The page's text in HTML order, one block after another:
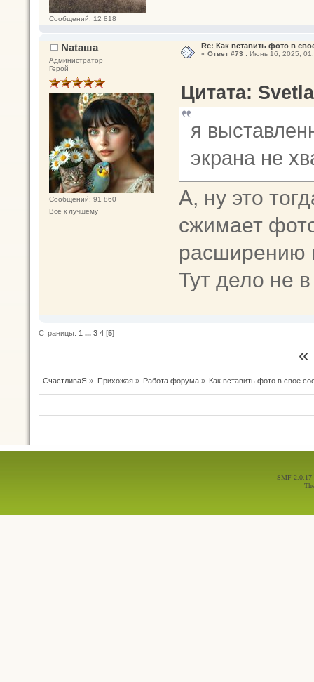
Сообщений: 12 818
Nataшa
Администратор
Герой
Сообщений: 91 860
Всё к лучшему
Re: Как вставить фото в
« Ответ #73 :Июнь 16, 2025,
Цитата:
я
экрана не
А, ну это
сжимает
расширению
Тут дело не
Страницы: 1 ... 3 4 [5]
СчастливаЯ » Прихожая» Работа форума» Как вставить фото в свое
SMF 2.0.17